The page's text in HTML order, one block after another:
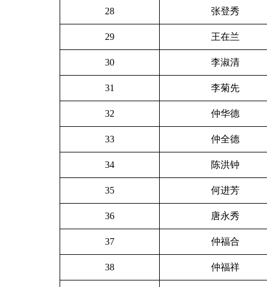
28 张登秀
29 王在兰
30 李淑清
31 李菊先
32 仲华德
33 仲全德
34 陈洪钟
35 何进芳
36 唐永秀
37 仲福合
38 仲福祥